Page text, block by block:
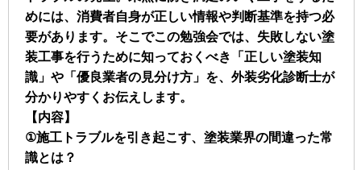
めには、消費者自身が正しい情報や判断基準を持つ必
要があります。そこでこの勉強会では、失敗しない塗
装工事を行うために知っておくべき「正しい塗装知
識」や「優良業者の見分け方」を、外装劣化診断士が
分かりやすくお伝えします。
【内容】
①施工トラブルを引き起こす、塗装業界の間違った常
識とは？